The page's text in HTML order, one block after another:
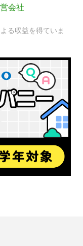
会社
る収益を得ていま